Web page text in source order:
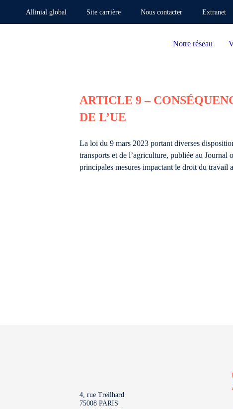
Allinial global Site carrière Nous contacter Extranet
Notre réseau
ARTICLE 9 –
DE L’UE
La loi du 9 mars 2023 portant diverses
transports et de l’agriculture, publiée au
principales mesures impactant le droit du travail
4, rue Treilhard
75008 PARIS